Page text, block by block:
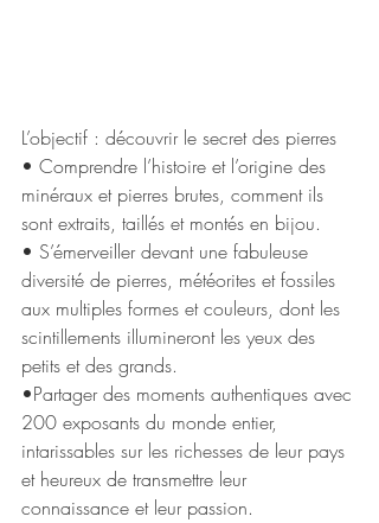
L’objectif : découvrir le secret des pierres
• Comprendre l’histoire et l’origine des
minéraux et pierres brutes, comment ils
sont extraits, taillés et montés en bijou.
• S’émerveiller devant une fabuleuse
diversité de pierres, météorites et fossiles
aux multiples formes et couleurs, dont les
scintillements illumineront les yeux des
petits et des grands.
•Partager des moments authentiques avec
200 exposants du monde entier,
intarissables sur les richesses de leur pays
et heureux de transmettre leur
connaissance et leur passion.